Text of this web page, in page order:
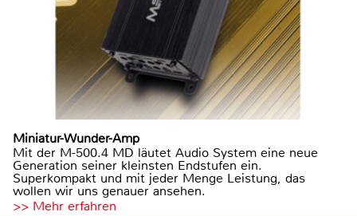
Miniatur-Wunder-Amp
Mit der M-500.4 MD läutet Audio System eine neue
Generation seiner kleinsten Endstufen ein.
Superkompakt und mit jeder Menge Leistung, das
wollen wir uns genauer ansehen.
>> Mehr erfahren